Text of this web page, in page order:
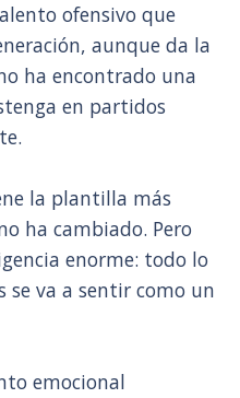
ofensivo que
aunque da la
ha encontrado una
en partidos
la plantilla más
ha cambiado. Pero
enorme: todo lo
se va a sentir como un
emocional